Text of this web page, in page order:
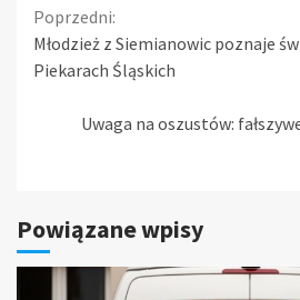
Continue
Reading
Poprzedni:
Młodzież z Siemianowic poznaje
Piekarach Śląskich
Uwaga na oszustów:
Powiązane wpisy